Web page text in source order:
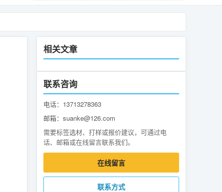
相关文章
联系咨询
电话：13713278363
邮箱：suanke@126.com
需要标签选材、打样或报价建议，可通过电
话、邮箱或在线留言联系我们。
在线留言
联系方式